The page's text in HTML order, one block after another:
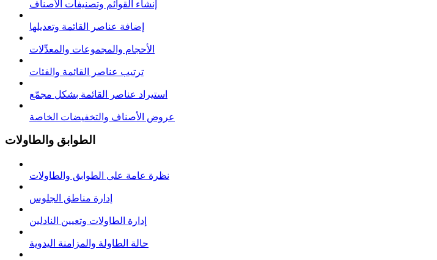
إنشاء القوائم وتصنيفات الأصناف
إضافة عناصر القائمة وتعديلها
الأحجام والمجموعات والمعدِّلات
ترتيب عناصر القائمة والفئات
استيراد عناصر القائمة بشكل مجمّع
عروض الأصناف والتخفيضات الخاصة
الطوابق والطاولات
نظرة عامة على الطوابق والطاولات
إدارة مناطق الجلوس
إدارة الطاولات وتعيين النادلين
حالة الطاولة والمزامنة اليدوية